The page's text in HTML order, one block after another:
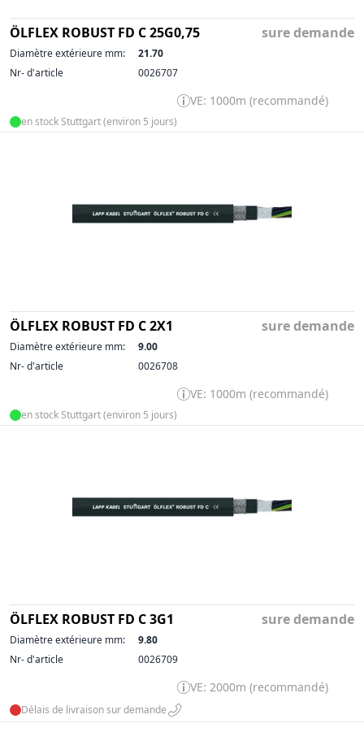
ÖLFLEX ROBUST FD C 25G0,75 sure demande
Diamètre extérieure mm:
21.70
Nr- d'article
0026707
VE: 1000m (recommandé)
en stock Stuttgart (environ 5 jours)
ÖLFLEX ROBUST FD C 2X1 sure demande
Diamètre extérieure mm:
9.00
Nr- d'article
0026708
VE: 1000m (recommandé)
en stock Stuttgart (environ 5 jours)
ÖLFLEX ROBUST FD C 3G1 sure demande
Diamètre extérieure mm:
9.80
Nr- d'article
0026709
VE: 2000m (recommandé)
Délais de livraison sur demande